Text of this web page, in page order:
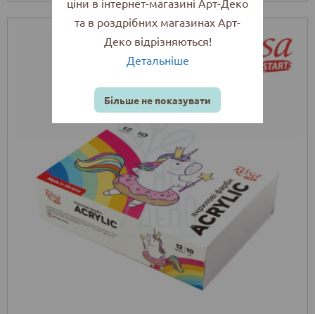
ціни в інтернет-магазині Арт-Деко
та в роздрібних магазинах Арт-
Деко відрізняються!
Детальніше
Більше не показувати